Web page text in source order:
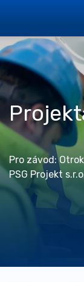
Pro závod:
PSG Projekt